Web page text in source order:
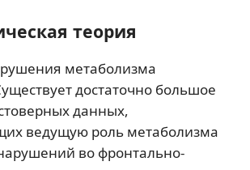
теория
метаболизма
достаточно большое
данных,
ведущую роль метаболизма
во фронтально-